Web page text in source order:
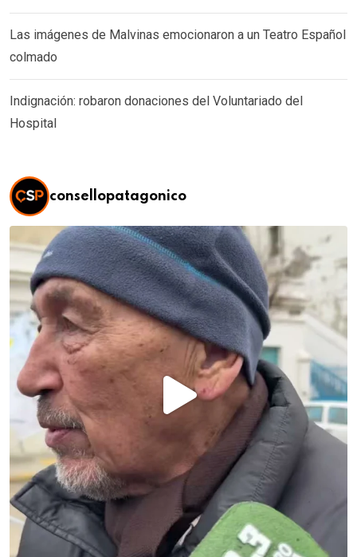
Las imágenes de Malvinas emocionaron a un Teatro Español
colmado
Indignación: robaron donaciones del Voluntariado del
Hospital
consellopatagonico